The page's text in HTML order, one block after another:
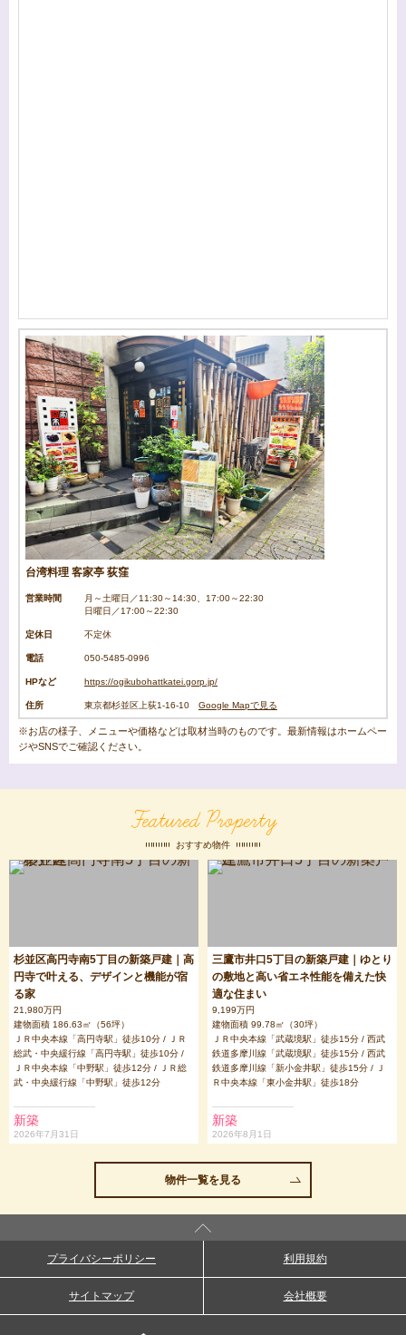
台湾料理 客家亭 荻窪
営業時間
月～土曜日／11:30～14:30、17:00～22:30
日曜日／17:00～22:30
定休日 不定休
電話 050-5485-0996
HPなど https://ogikubohattkatei.gorp.jp/
住所 東京都杉並区上荻1-16-10 Google Mapで見る
※お店の様子、メニューや価格などは取材当時のものです。最新情報はホームペー
ジやSNSでご確認ください。
Featured Property
おすすめ物件
杉並区高円寺南5丁目の新築戸建｜高
円寺で叶える、デザインと機能が宿
る家
21,980万円
建物面積 186.63㎡（56坪）
ＪＲ中央本線「高円寺駅」徒歩10分 / ＪＲ
総武・中央緩行線「高円寺駅」徒歩10分 /
ＪＲ中央本線「中野駅」徒歩12分 / ＪＲ総
武・中央緩行線「中野駅」徒歩12分
新築
2026年7月31日
三鷹市井口5丁目の新築戸建｜ゆとり
の敷地と高い省エネ性能を備えた快
適な住まい
9,199万円
建物面積 99.78㎡（30坪）
ＪＲ中央本線「武蔵境駅」徒歩15分 / 西武
鉄道多摩川線「武蔵境駅」徒歩15分 / 西武
鉄道多摩川線「新小金井駅」徒歩15分 / Ｊ
Ｒ中央本線「東小金井駅」徒歩18分
新築
2026年8月1日
物件一覧を見る
プライバシーポリシー 利用規約
サイトマップ 会社概要